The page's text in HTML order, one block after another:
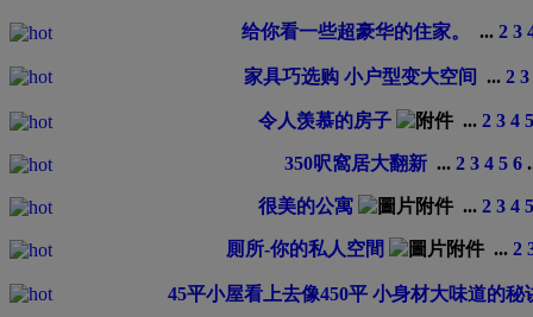
给你看一些超豪华的住家。 ... 2 3
家具巧选购 小户型变大空间 ... 2 3
令人羡慕的房子 ... 2 3 4 5
350呎窩居大翻新 ... 2 3 4 5 6
很美的公寓 ... 2 3 4 5
厠所-你的私人空間 ... 2
45平小屋看上去像450平 小身材大味道的秘